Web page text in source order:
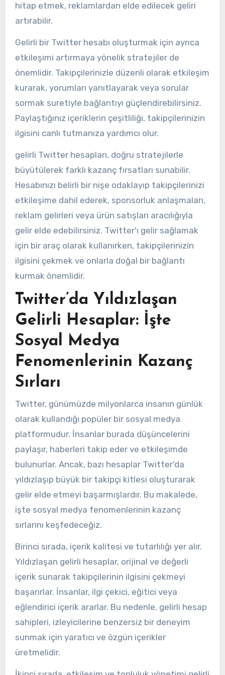
hitap etmek, reklamlardan elde edilecek geliri
artırabilir.
Gelirli bir Twitter hesabı oluşturmak için ayrıca
etkileşimi artırmaya yönelik stratejiler de
önemlidir. Takipçilerinizle düzenli olarak etkileşim
kurarak, yorumları yanıtlayarak veya sorular
sormak suretiyle bağlantıyı güçlendirebilirsiniz.
Paylaştığınız içeriklerin çeşitliliği, takipçilerinizin
ilgisini canlı tutmanıza yardımcı olur.
gelirli Twitter hesapları, doğru stratejilerle
büyütülerek farklı kazanç fırsatları sunabilir.
Hesabınızı belirli bir nişe odaklayıp takipçilerinizi
etkileşime dahil ederek, sponsorluk anlaşmaları,
reklam gelirleri veya ürün satışları aracılığıyla
gelir elde edebilirsiniz. Twitter'ı gelir sağlamak
için bir araç olarak kullanırken, takipçilerinizin
ilgisini çekmek ve onlarla doğal bir bağlantı
kurmak önemlidir.
Twitter’da Yıldızlaşan
Gelirli Hesaplar: İşte
Sosyal Medya
Fenomenlerinin Kazanç
Sırları
Twitter, günümüzde milyonlarca insanın günlük
olarak kullandığı popüler bir sosyal medya
platformudur. İnsanlar burada düşüncelerini
paylaşır, haberleri takip eder ve etkileşimde
bulunurlar. Ancak, bazı hesaplar Twitter'da
yıldızlaşıp büyük bir takipçi kitlesi oluşturarak
gelir elde etmeyi başarmışlardır. Bu makalede,
işte sosyal medya fenomenlerinin kazanç
sırlarını keşfedeceğiz.
Birinci sırada, içerik kalitesi ve tutarlılığı yer alır.
Yıldızlaşan gelirli hesaplar, orijinal ve değerli
içerik sunarak takipçilerinin ilgisini çekmeyi
başarırlar. İnsanlar, ilgi çekici, eğitici veya
eğlendirici içerik ararlar. Bu nedenle, gelirli hesap
sahipleri, izleyicilerine benzersiz bir deneyim
sunmak için yaratıcı ve özgün içerikler
üretmelidir.